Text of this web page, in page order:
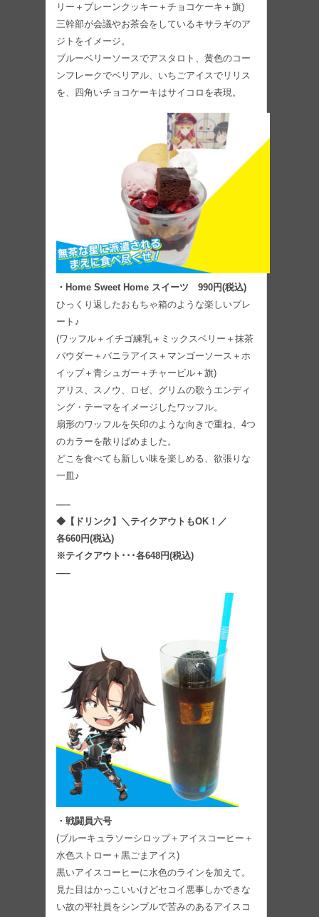
リー＋プレーンクッキー＋チョコケーキ＋旗)
三幹部が会議やお茶会をしているキサラギのア
ジトをイメージ。
ブルーベリーソースでアスタロト、黄色のコー
ンフレークでベリアル、いちごアイスでリリス
を、四角いチョコケーキはサイコロを表現。
・Home Sweet Home スイーツ 990円(税込)
ひっくり返したおもちゃ箱のような楽しいプレ
ート♪
(ワッフル＋イチゴ練乳＋ミックスベリー＋抹茶
パウダー＋バニラアイス＋マンゴーソース＋ホ
イップ＋青シュガー＋チャービル＋旗)
アリス、スノウ、ロゼ、グリムの歌うエンディ
ング・テーマをイメージしたワッフル。
扇形のワッフルを矢印のような向きで重ね、4つ
のカラーを散りばめました。
どこを食べても新しい味を楽しめる、欲張りな
一皿♪
—–
◆【ドリンク】＼テイクアウトもOK！／
各660円(税込)
※テイクアウト･･･各648円(税込)
—–
・戦闘員六号
(ブルーキュラソーシロップ＋アイスコーヒー＋
水色ストロー＋黒ごまアイス)
黒いアイスコーヒーに水色のラインを加えて。
見た目はかっこいいけどセコイ悪事しかできな
い故の平社員をシンプルで苦みのあるアイスコ